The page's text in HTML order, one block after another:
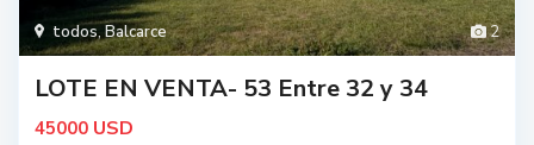
2
todos, Balcarce
LOTE EN VENTA- 53 Entre 32 y 34
45000 USD